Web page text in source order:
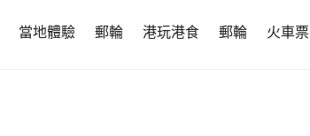
當地體驗 郵輪 港玩港食 郵輪 火車票